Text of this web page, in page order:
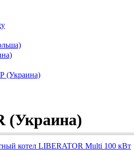
(Украина)
котел LIBERATOR Multi 100 кВт